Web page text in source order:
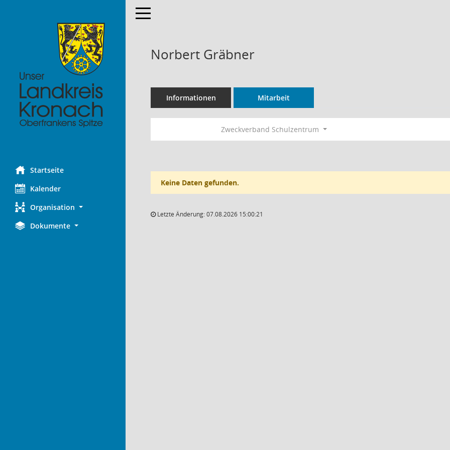
Startseite
Kalender
Organisation
Dokumente
Toggle navigation
Norbert Gräbner
Informationen Mitarbeit
Zweckverband Schulzentrum
Keine Daten gefunden.
Letzte Änderung: 07.08.2026 15:00:21